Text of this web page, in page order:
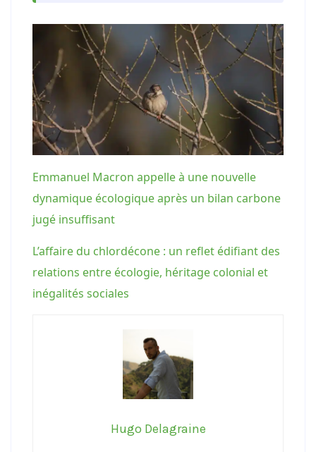
Emmanuel Macron appelle à une nouvelle
dynamique écologique après un bilan carbone
jugé insuffisant
L’affaire du chlordécone : un reflet édifiant des
relations entre écologie, héritage colonial et
inégalités sociales
Hugo Delagraine